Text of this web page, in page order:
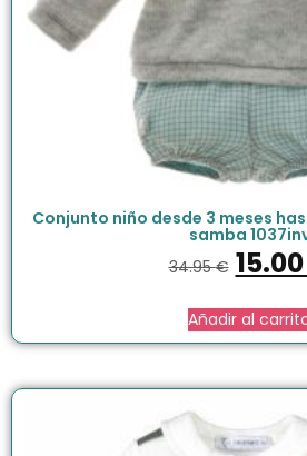
Conjunto niño desde 3 meses
samba
34.95€ 15.00
Añadir al